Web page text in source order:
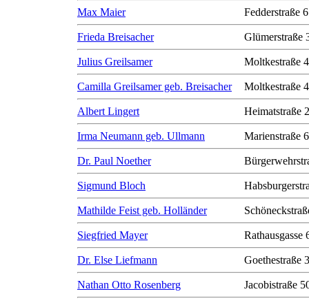
Max Maier Fedderstraße 6
Frieda Breisacher Glümerstraße
Julius Greilsamer Moltkestraße
Camilla Greilsamer geb. Breisacher Moltkestraße
Albert Lingert Heimatstraße 2
Irma Neumann geb. Ullmann Marienstraße 6
Dr. Paul Noether
Sigmund Bloch
Mathilde Feist geb. Holländer
Siegfried Mayer Rathausgasse
Dr. Else Liefmann Goethestraße
Nathan Otto Rosenberg Jacobistraße